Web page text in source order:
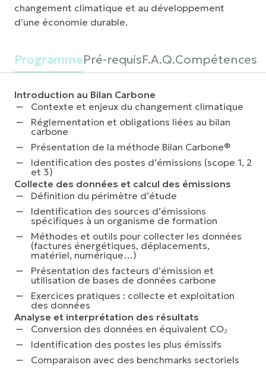
changement climatique et au développement
d’une économie durable.
ProgrammePré-requisF.A.Q.Compétences
Introduction au Bilan Carbone
Contexte et enjeux du changement climatique
Réglementation et obligations liées au bilan
carbone
Présentation de la méthode Bilan Carbone®
Identification des postes d’émissions (scope 1, 2
et 3)
Collecte des données et calcul des émissions
Définition du périmètre d’étude
Identification des sources d’émissions
spécifiques à un organisme de formation
Méthodes et outils pour collecter les données
(factures énergétiques, déplacements,
matériel, numérique…)
Présentation des facteurs d’émission et
utilisation de bases de données carbone
Exercices pratiques : collecte et exploitation
des données
Analyse et interprétation des résultats
Conversion des données en équivalent CO₂
Identification des postes les plus émissifs
Comparaison avec des benchmarks sectoriels